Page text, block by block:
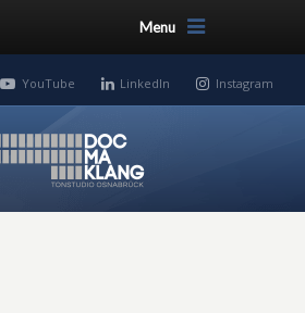
Menu
YouTube LinkedIn Instagram